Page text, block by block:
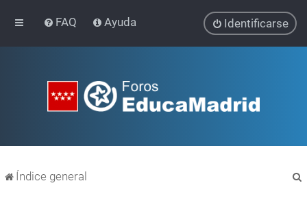
FAQ Ayuda Identificarse
Índice general